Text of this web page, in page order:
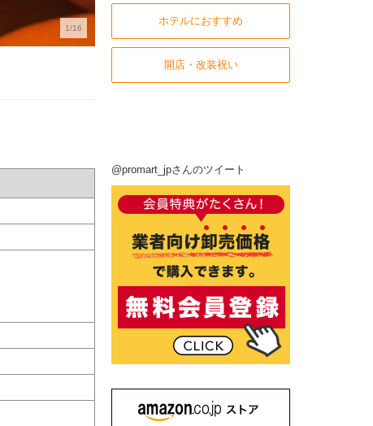
1/16
ホテルにおすすめ
開店・改装祝い
@promart_jpさんのツイート